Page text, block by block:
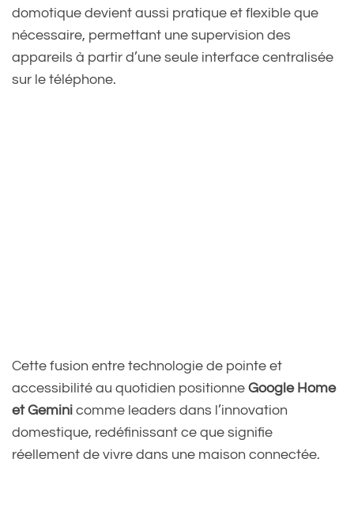
domotique devient aussi pratique et flexible que
nécessaire, permettant une supervision des
appareils à partir d’une seule interface centralisée
sur le téléphone.
Cette fusion entre technologie de pointe et
accessibilité au quotidien positionne Google Home
et Gemini comme leaders dans l’innovation
domestique, redéfinissant ce que signifie
réellement de vivre dans une maison connectée.